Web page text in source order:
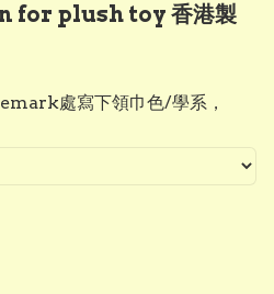
for plush toy 香港製
處寫下領巾色/學系，